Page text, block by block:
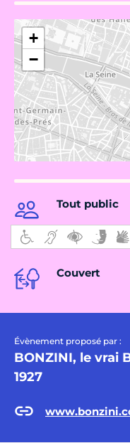
+
−
Tout public
Couvert
Évènement proposé par :
BONZINI, le vrai
1927